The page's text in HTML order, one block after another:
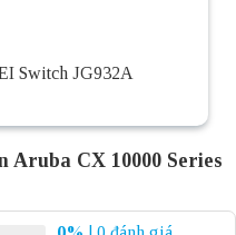
Switch JG932A
Aruba CX 10000 Series